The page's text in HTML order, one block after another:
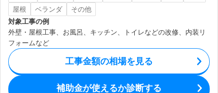
屋根
ベランダ
その他
対象工事の例
外壁・屋根工事、お風呂、キッチン、トイレなどの改修、内装リ
フォームなど
工事金額の相場を見る
補助金が使えるか診断する